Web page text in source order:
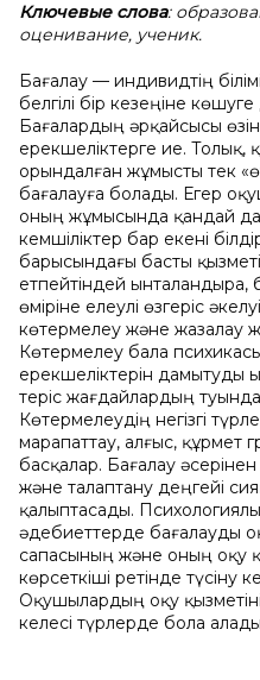
Ключевые слова:
оценивание, ученик.
Бағалау — индивидтің
белгілі бір кезеңіне
Бағалардың әрқайсысы
ерекшеліктерге ие. Толық,
орындалған жұмысты тек
бағалауға болады. Егер
оның жұмысында қандай да
кемшіліктер бар екені
барысындағы басты
етпейтіндей ынталандыра,
өміріне елеулі өзгеріс
көтермелеу және жазалау
Көтермелеу бала
ерекшеліктерін дамытуды
теріс жағдайлардың
Көтермелеудің негізгі
марапаттау, алғыс, құрмет
басқалар. Бағалау
және талаптану деңгейі
қалыптасады.
әдебиеттеpде бағалауды
сапасының және оның оқу
көpсеткiшi pетiнде түсiну
Оқушылардың оқу
келесi түpлеpде бола